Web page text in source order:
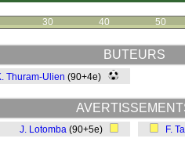
30 40 50
BUTEURS
Thuram-Ulien (90+4e)
J. Lotomba (90+5e) F.